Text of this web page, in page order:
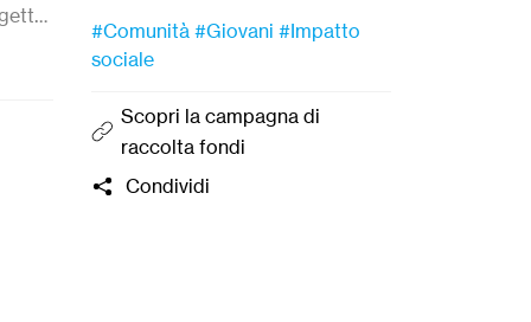
dimostra come lo sport possa
essere strumento di inclusione,
#Comunità #Giovani #Impatto
sociale
Scopri la campagna di
raccolta fondi
Condividi